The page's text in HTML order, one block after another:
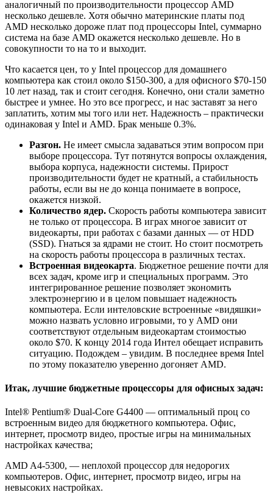
аналогичный по производительности процессор AMD
несколько дешевле. Хотя обычно материнские платы под
AMD несколько дороже плат под процессоры Intel, суммарно
система на базе AMD окажется несколько дешевле. Но в
совокупности то на то и выходит.
Что касается цен, то у Intel процессор для домашнего
компьютера как стоил около $150-300, а для офисного $70-150
10 лет назад, так и стоит сегодня. Конечно, они стали заметно
быстрее и умнее. Но это все прогресс, и нас заставят за него
заплатить, хотим мы того или нет. Надежность – практически
одинаковая у Intel и AMD. Брак меньше 0.3%.
Разгон. Не имеет смысла задаваться этим вопросом при
выборе процессора. Тут потянутся вопросы охлаждения,
выбора корпуса, надежности системы. Прирост
производительности будет не кратный, а стабильность
работы, если вы не до конца понимаете в вопросе,
окажется низкой.
Количество ядер. Скорость работы компьютера зависит
не только от процессора. В играх многое зависит от
видеокарты, при работах с базами данных — от HDD
(SSD). Гнаться за ядрами не стоит. Но стоит посмотреть
на скорость работы процессора в различных тестах.
Встроенная видеокарта. Бюджетное решение почти для
всех задач, кроме игр и специальных программ. Это
интегрированное решение позволяет экономить
электроэнергию и в целом повышает надежность
компьютера. Если интеловские встроенные «видяшки»
можно назвать условно игровыми, то у AMD они
соответствуют отдельным видеокартам стоимостью
около $70. К концу 2014 года Интел обещает исправить
ситуацию. Подождем – увидим. В последнее время Intel
по этому показателю уверенно догоняет AMD.
Итак, лучшие бюджетные процессоры для офисных задач:
Intel® Pentium® Dual-Core G4400 — оптимальный проц со
встроенным видео для бюджетного компьютера. Офис,
интернет, просмотр видео, простые игры на минимальных
настройках качества;
AMD A4-5300, — неплохой процессор для недорогих
компьютеров. Офис, интернет, просмотр видео, игры на
невысоких настройках.